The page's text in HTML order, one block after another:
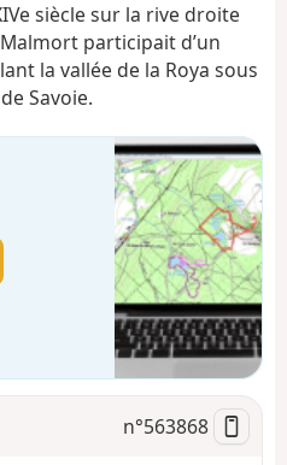
g
i
o
n
siècle sur la rive droite
participait d’un
la vallée de la Roya sous
Savoie.
n°563868